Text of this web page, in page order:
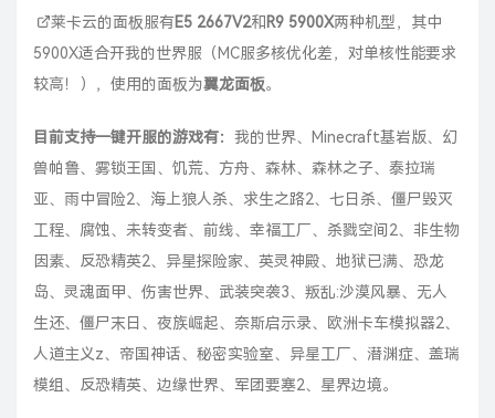
莱卡云的面板服有E5 2667V2和 R9 5900X两种机型，其中
5900X适合开我的世界服（MC服多核优化差，对单核性能要求
较高！），使用的面板为翼龙面板。
目前支持一键开服的游戏有： 我的世界、Minecraft基岩版、幻
兽帕鲁、雾锁王国、饥荒、方舟、森林、森林之子、泰拉瑞
亚、雨中冒险2、海上狼人杀、求生之路2、七日杀、僵尸毁灭
工程、腐蚀、未转变者、前线、幸福工厂、杀戮空间2、非生物
因素、反恐精英2、异星探险家、英灵神殿、地狱已满、恐龙
岛、灵魂面甲、伤害世界、武装突袭3、叛乱:沙漠风暴、无人
生还、僵尸末日、夜族崛起、奈斯启示录、欧洲卡车模拟器2、
人道主义z、帝国神话、秘密实验室、异星工厂、潜渊症、盖瑞
模组、反恐精英、边缘世界、军团要塞2、星界边境。